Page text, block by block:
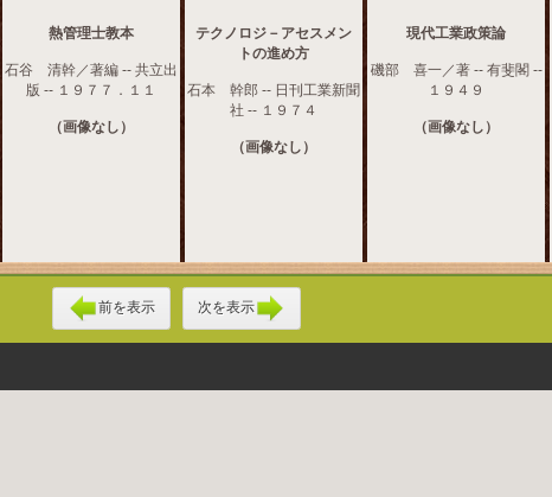
熱管理士教本
石谷 清幹／著編 -- 共立出
版 -- １９７７．１１
（画像なし）
テクノロジ－アセスメン
トの進め方
石本 幹郎 -- 日刊工業新聞
社 -- １９７４
（画像なし）
現代工業政策論
磯部 喜一／著 -- 有斐閣 --
１９４９
（画像なし）
前を表示 次を表示